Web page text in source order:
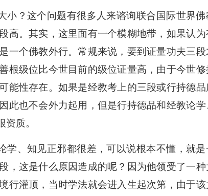
？这个问题有很多人来谘询联合国际世界佛
高。其实，这里面有一个模糊地带，如果认为
一个佛教外行。常规来说，要到证量功夫三段
根级位比今世目前的级位证量高，由于今世修
能性存在。如果是经教考上的三段或行持德品
此也不会外力起用，但是行持德品和经教论学
质。
、知见正邪都很差，可以说根本不懂，就是
，这是什么原因造成的呢？因为他领受了一种
行灌顶，当时学法就会进入生起次第，由于该